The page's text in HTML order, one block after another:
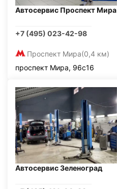
Автосервис Проспект Мира
+7 (495) 023-42-98
Проспект Мира(0,4 км)
проспект Мира, 96с16
Автосервис Зеленоград